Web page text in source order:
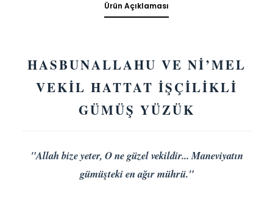
Ürün Açıklaması
HASBUNALLAHU VE Nİ’MEL
VEKİL HATTAT İŞÇİLİKLİ
GÜMÜŞ YÜZÜK
"Allah bize yeter, O ne güzel vekildir... Maneviyatın
gümüşteki en ağır mührü."